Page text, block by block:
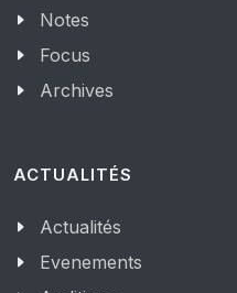
Notes
Focus
Archives
ACTUALITÉS
Actualités
Evenements